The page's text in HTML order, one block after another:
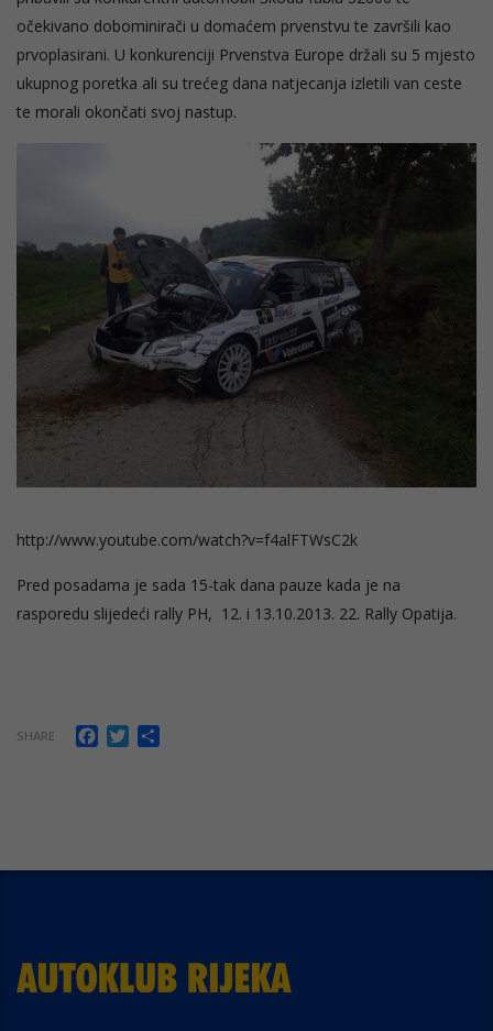
očekivano dobominirači u domaćem prvenstvu te završili kao
prvoplasirani. U konkurenciji Prvenstva Europe držali su 5 mjesto
ukupnog poretka ali su trećeg dana natjecanja izletili van ceste
te morali okončati svoj nastup.
http://www.youtube.com/watch?v=f4alFTWsC2k
Pred posadama je sada 15-tak dana pauze kada je na
rasporedu slijedeći rally PH, 12. i 13.10.2013. 22. Rally Opatija.
SHARE Facebook
Twitter